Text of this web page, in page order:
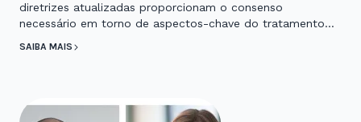
diretrizes atualizadas proporcionam o consenso
necessário em torno de aspectos-chave do tratamento…
SAIBA MAIS